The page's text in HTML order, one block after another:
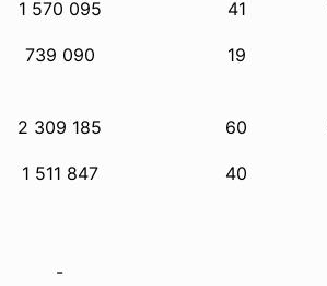
1 570 095 41
739 090 19
2 309 185 60
1 511 847 40
-